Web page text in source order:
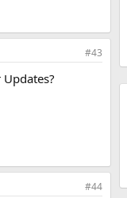
#43
#44